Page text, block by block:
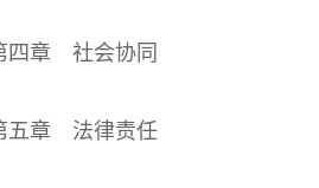
章 社会协同
章 法律责任